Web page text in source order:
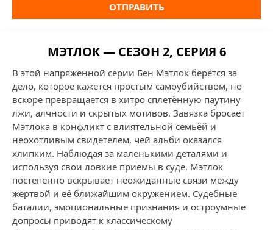
ОТПРАВИТЬ
МЭТЛОК — СЕЗОН 2, СЕРИЯ 6
В этой напряжённой серии Бен Мэтлок берётся за
дело, которое кажется простым самоубийством, но
вскоре превращается в хитро сплетённую паутину
лжи, алчности и скрытых мотивов. Завязка бросает
Мэтлока в конфликт с влиятельной семьёй и
неохотливым свидетелем, чей альби оказался
хлипким. Наблюдая за маленькими деталями и
используя свои ловкие приёмы в суде, Мэтлок
постепенно вскрывает неожиданные связи между
жертвой и её ближайшим окружением. Судебные
баталии, эмоциональные признания и остроумные
допросы приводят к классическому